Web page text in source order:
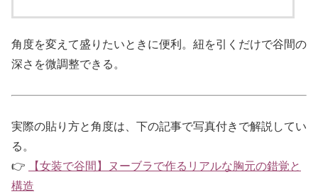
角度を変えて盛りたいときに便利。紐を引くだけで谷間の
深さを微調整できる。
実際の貼り方と角度は、下の記事で写真付きで解説してい
る。
👉
【女装で谷間】ヌーブラで作るリアルな胸元の錯覚と
構造